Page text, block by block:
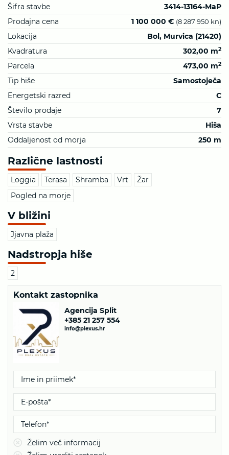
Šifra stavbe
3414-13164-MaP
Prodajna cena
1 100 000 € (8 287 950 kn)
Lokacija
Bol, Murvica (21420)
Kvadratura
302,00 m2
Parcela 473,00 m2
Tip hiše
Samostoječa
Energetski razred
C
Število prodaje
7
Vrsta stavbe
Hiša
Oddaljenost od morja
250 m
Različne lastnosti
Loggia Terasa Shramba Vrt
Žar
Pogled na morje
V bližini
Jjavna plaža
Nadstropja hiše
2
Kontakt zastopnika
Agencija Split
+385 21 257 554
info@plexus.hr
Želim več informacij